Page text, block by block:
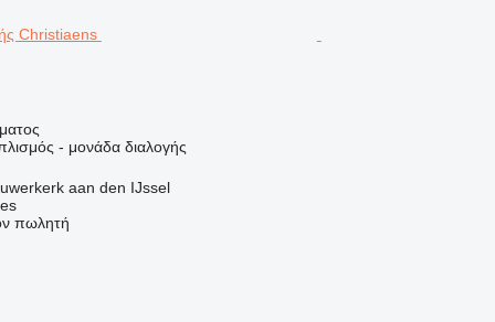
- μονάδα διαλογής
aan den IJssel
πωλητή